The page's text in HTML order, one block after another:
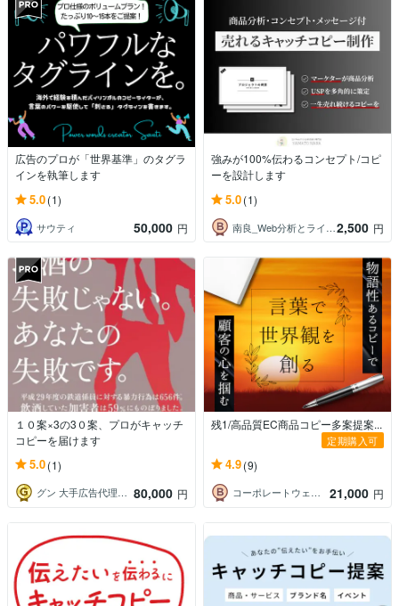
広告のプロが「世界基準」のタグラ
インを執筆します
5.0(1)
サウティ 50,000 円
強みが100%伝わるコンセプト/コピ
ーを設計します
5.0(1)
南良_Web分析とライティングの専門家 2,500 円
１０案×3の3０案、プロがキャッチ
コピーを届けます
5.0(1)
グン 大手広告代理店コピーライター 80,000 円
残1/高品質EC商品コピー多案提案...
定期購入可
4.9(9)
コーポレートウェブソリューションズ 21,000 円